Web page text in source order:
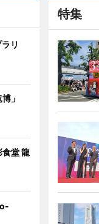
特集
リ
博」
堂 龍